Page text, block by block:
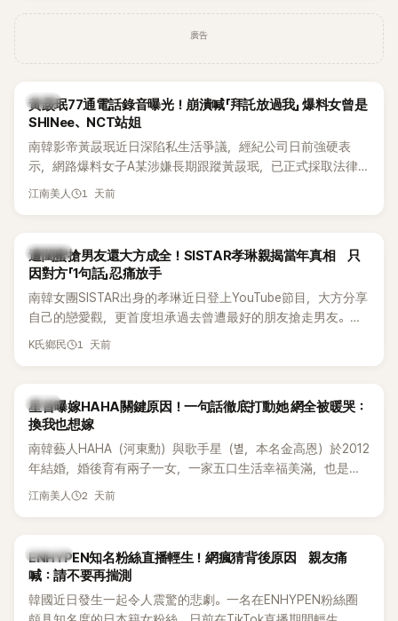
廣告
韓星
黃晸珉77通電話錄音曝光！崩潰喊「拜託放過我」 爆料女曾是
SHINee、NCT站姐
南韓影帝黃晸珉近日深陷私生活爭議，經紀公司日前強硬表
示，網路爆料女子A某涉嫌長期跟蹤黃晸珉，已正式採取法律
行動。不過，A並未停止發聲，持續透過社群平台公開爆料，反
的錄音內容，而A也首度承認自己過去曾是SHINee、NCT等偶
像團體的「站姐」，事件持續延燒。
江南美人 1 天前
K-POP
遭閨蜜搶男友還大方成全！SISTAR孝琳親揭當年真相 只
因對方「1句話」忍痛放手
南韓女團SISTAR出身的孝琳近日登上YouTube節目，大方分享
自己的戀愛觀，更首度坦承過去曾遭最好的朋友搶走男友。她
表示，當時選擇瀟灑放手，但如果同樣的事情現在再發生，「我
K氏鄉民 1 天前
韓星
星首曝嫁HAHA關鍵原因！一句話徹底打動她 網全被暖哭：
換我也想嫁
南韓藝人HAHA（河東勳）與歌手星（별，本名金高恩）於2012
年結婚，婚後育有兩子一女，一家五口生活幸福美滿，也是韓
國演藝圈公認的模範夫妻。近日，星首度公開當年決定嫁給
江南美人 2 天前
K-POP
ENHYPEN知名粉絲直播輕生！網瘋猜背後原因 親友痛
喊：請不要再揣測
韓國近日發生一起令人震驚的悲劇。一名在ENHYPEN粉絲圈